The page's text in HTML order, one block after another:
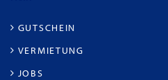
GUTSCHEIN
VERMIETUNG
JOBS